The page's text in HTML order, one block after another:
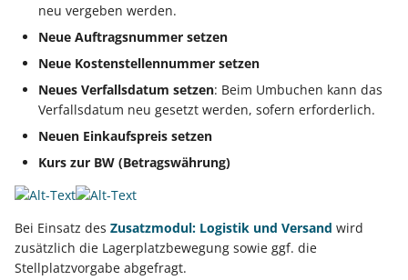
neu vergeben werden.
Neue Auftragsnummer setzen
Neue Kostenstellennummer setzen
Neues Verfallsdatum setzen: Beim Umbuchen kann das
Verfallsdatum neu gesetzt werden, sofern erforderlich.
Neuen Einkaufspreis setzen
Kurs zur BW (Betragswährung)
Bei Einsatz des Zusatzmodul: Logistik und Versand wird
zusätzlich die Lagerplatzbewegung sowie ggf. die
Stellplatzvorgabe abgefragt.